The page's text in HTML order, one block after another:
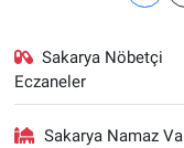
Sakarya Nöbetçi
Eczaneler
Sakarya Namaz